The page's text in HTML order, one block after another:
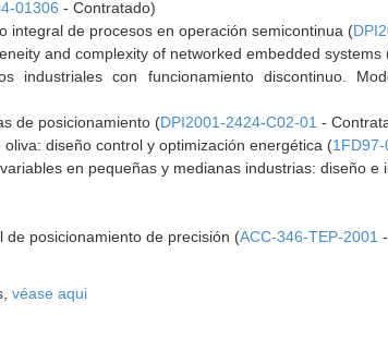
01306 - Contratado)
integral de procesos en operación semicontinua (
and complexity of networked embedded systems
industriales con funcionamiento discontinuo.
de posicionamiento (DPI2001-2424-C02-01 -
diseño control y optimización energética (
en pequeñas y medianas industrias: diseño e
de posicionamiento de precisión (ACC-346-TEP-2001
véase aqui